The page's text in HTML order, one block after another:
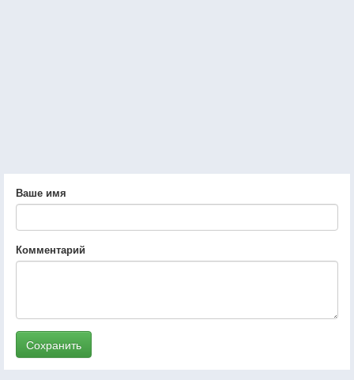
Ваше имя
Комментарий
Сохранить